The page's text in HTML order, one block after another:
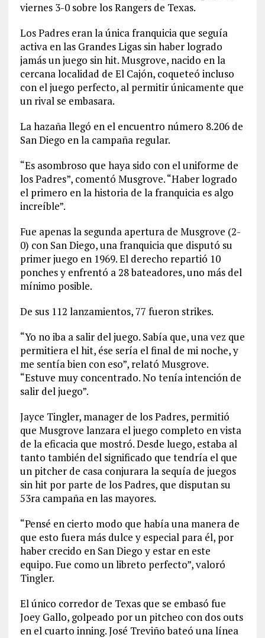
viernes 3-0 sobre los Rangers de Texas.
Los Padres eran la única franquicia que seguía
activa en las Grandes Ligas sin haber logrado
jamás un juego sin hit. Musgrove, nacido en la
cercana localidad de El Cajón, coqueteó incluso
con el juego perfecto, al permitir únicamente que
un rival se embasara.
La hazaña llegó en el encuentro número 8.206 de
San Diego en la campaña regular.
“Es asombroso que haya sido con el uniforme de
los Padres”, comentó Musgrove. “Haber logrado
el primero en la historia de la franquicia es algo
increíble”.
Fue apenas la segunda apertura de Musgrove (2-
0) con San Diego, una franquicia que disputó su
primer juego en 1969. El derecho repartió 10
ponches y enfrentó a 28 bateadores, uno más del
mínimo posible.
De sus 112 lanzamientos, 77 fueron strikes.
“Yo no iba a salir del juego. Sabía que, una vez que
permitiera el hit, ése sería el final de mi noche, y
me sentía bien con eso”, relató Musgrove.
“Estuve muy concentrado. No tenía intención de
salir del juego”.
Jayce Tingler, manager de los Padres, permitió
que Musgrove lanzara el juego completo en vista
de la eficacia que mostró. Desde luego, estaba al
tanto también del significado que tendría el que
un pitcher de casa conjurara la sequía de juegos
sin hit por parte de los Padres, que disputan su
53ra campaña en las mayores.
“Pensé en cierto modo que había una manera de
que esto fuera más dulce y especial para él, por
haber crecido en San Diego y estar en este
equipo. Fue como un libreto perfecto”, valoró
Tingler.
El único corredor de Texas que se embasó fue
Joey Gallo, golpeado por un pitcheo con dos outs
en el cuarto inning. José Treviño bateó una línea